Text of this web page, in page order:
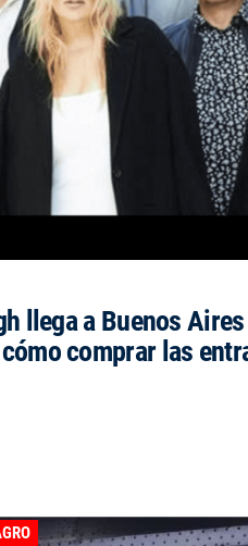
llega a Buenos
comprar las